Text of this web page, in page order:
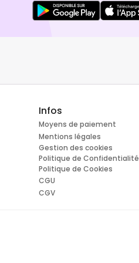
Infos
Moyens de paiement
Mentions légales
Gestion des cookies
Politique de Confidentialité
Politique de Cookies
CGU
CGV